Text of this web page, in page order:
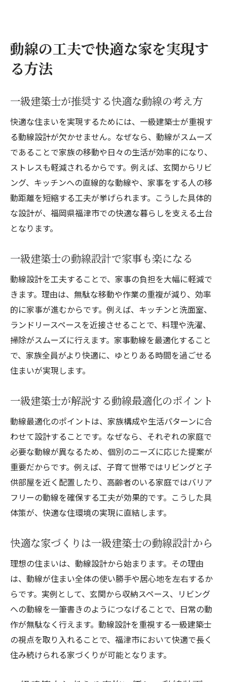
動線の工夫で快適な家を実現す
る方法
一級建築士が推奨する快適な動線の考え方
快適な住まいを実現するためには、一級建築士が重視す
る動線設計が欠かせません。なぜなら、動線がスムーズ
であることで家族の移動や日々の生活が効率的になり、
ストレスも軽減されるからです。例えば、玄関からリビ
ング、キッチンへの直線的な動線や、家事をする人の移
動距離を短縮する工夫が挙げられます。こうした具体的
な設計が、福岡県福津市での快適な暮らしを支える土台
となります。
一級建築士の動線設計で家事も楽になる
動線設計を工夫することで、家事の負担を大幅に軽減で
きます。理由は、無駄な移動や作業の重複が減り、効率
的に家事が進むからです。例えば、キッチンと洗面室、
ランドリースペースを近接させることで、料理や洗濯、
掃除がスムーズに行えます。家事動線を最適化すること
で、家族全員がより快適に、ゆとりある時間を過ごせる
住まいが実現します。
一級建築士が解説する動線最適化のポイント
動線最適化のポイントは、家族構成や生活パターンに合
わせて設計することです。なぜなら、それぞれの家庭で
必要な動線が異なるため、個別のニーズに応じた提案が
重要だからです。例えば、子育て世帯ではリビングと子
供部屋を近く配置したり、高齢者のいる家庭ではバリア
フリーの動線を確保する工夫が効果的です。こうした具
体策が、快適な住環境の実現に直結します。
快適な家づくりは一級建築士の動線設計から
理想の住まいは、動線設計から始まります。その理由
は、動線が住まい全体の使い勝手や居心地を左右するか
らです。実例として、玄関から収納スペース、リビング
への動線を一筆書きのようにつなげることで、日常の動
作が無駄なく行えます。動線設計を重視する一級建築士
の視点を取り入れることで、福津市において快適で長く
住み続けられる家づくりが可能となります。